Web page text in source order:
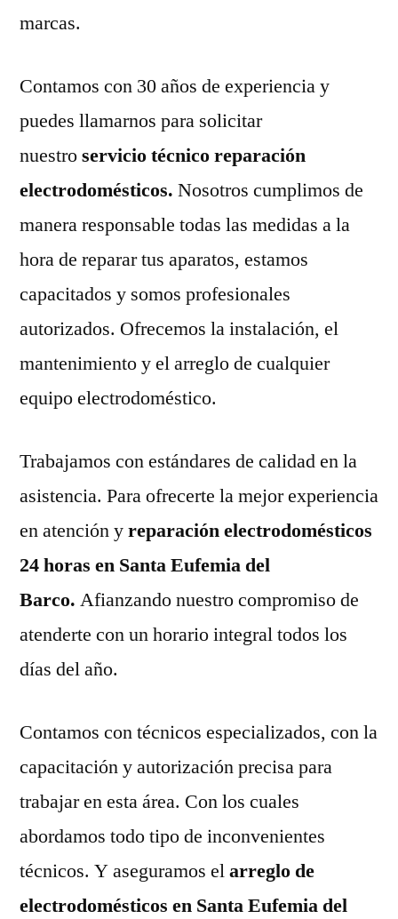
marcas.
Contamos con 30 años de experiencia y
puedes llamarnos para solicitar
nuestroservicio técnico reparación
electrodomésticos. Nosotros cumplimos de
manera responsable todas las medidas a la
hora de reparar tus aparatos, estamos
capacitados y somos profesionales
autorizados. Ofrecemos la instalación, el
mantenimiento y el arreglo de cualquier
equipo electrodoméstico.
Trabajamos con estándares de calidad en la
asistencia. Para ofrecerte la mejor experiencia
en atención yreparación electrodomésticos
24 horas en Santa Eufemia del
Barco. Afianzando nuestro compromiso de
atenderte con un horario integral todos los
días del año.
Contamos con técnicos especializados, con la
capacitación y autorización precisa para
trabajar en esta área. Con los cuales
abordamos todo tipo de inconvenientes
técnicos. Y aseguramos elarreglo de
electrodomésticos en Santa Eufemia del